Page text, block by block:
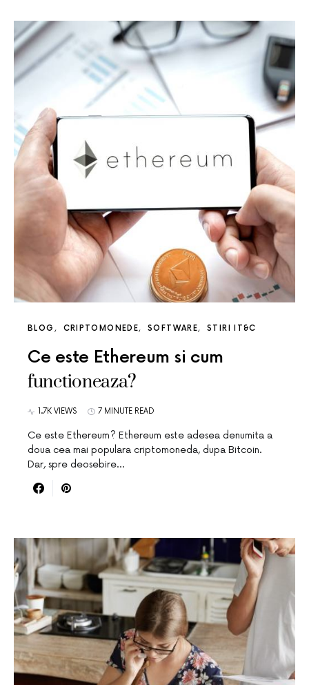
BLOG CRIPTOMONEDE SOFTWARE STIRI IT&C
Ce este Ethereum si cum
functioneaza?
1.7K VIEWS 7 MINUTE READ
Ce este Ethereum? Ethereum este adesea denumita a
doua cea mai populara criptomoneda, dupa Bitcoin.
Dar, spre deosebire…